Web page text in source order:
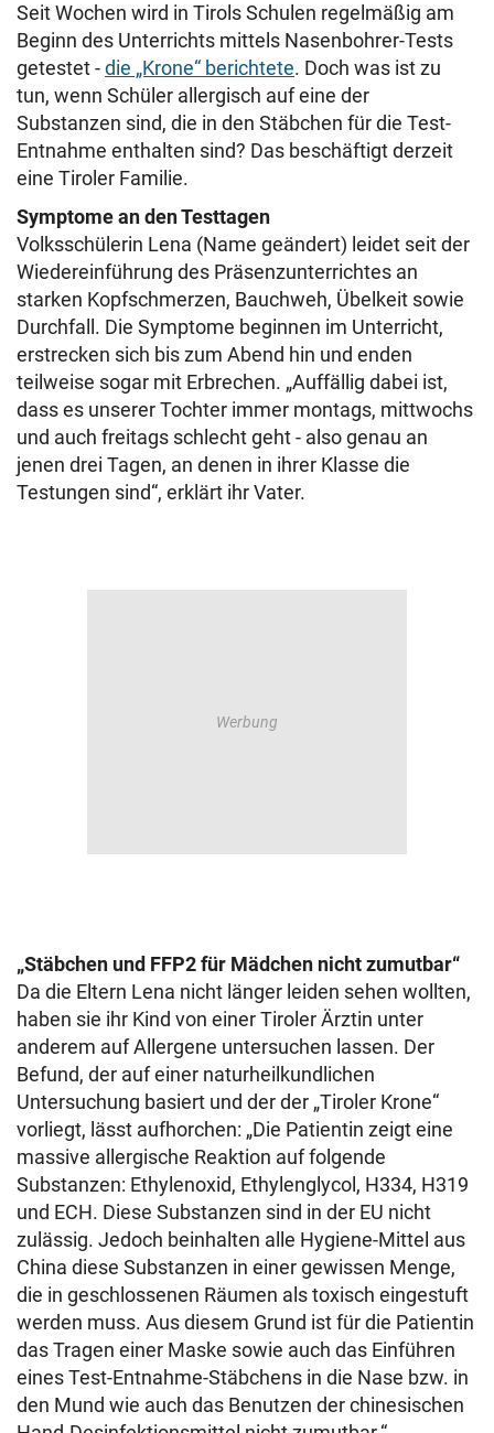
Seit Wochen wird in Tirols Schulen regelmäßig am
Beginn des Unterrichts mittels Nasenbohrer-Tests
getestet -die „Krone“ berichtete. Doch was ist zu
tun, wenn Schüler allergisch auf eine der
Substanzen sind, die in den Stäbchen für die Test-
Entnahme enthalten sind? Das beschäftigt derzeit
eine Tiroler Familie.
Symptome an den Testtagen
Volksschülerin Lena (Name geändert) leidet seit der
Wiedereinführung des Präsenzunterrichtes an
starken Kopfschmerzen, Bauchweh, Übelkeit sowie
Durchfall. Die Symptome beginnen im Unterricht,
erstrecken sich bis zum Abend hin und enden
teilweise sogar mit Erbrechen. „Auffällig dabei ist,
dass es unserer Tochter immer montags, mittwochs
und auch freitags schlecht geht - also genau an
jenen drei Tagen, an denen in ihrer Klasse die
Testungen sind“, erklärt ihr Vater.
„Stäbchen und FFP2 für Mädchen nicht zumutbar“
Da die Eltern Lena nicht länger leiden sehen wollten,
haben sie ihr Kind von einer Tiroler Ärztin unter
anderem auf Allergene untersuchen lassen. Der
Befund, der auf einer naturheilkundlichen
Untersuchung basiert und der der „Tiroler Krone“
vorliegt, lässt aufhorchen: „Die Patientin zeigt eine
massive allergische Reaktion auf folgende
Substanzen: Ethylenoxid, Ethylenglycol, H334, H319
und ECH. Diese Substanzen sind in der EU nicht
zulässig. Jedoch beinhalten alle Hygiene-Mittel aus
China diese Substanzen in einer gewissen Menge,
die in geschlossenen Räumen als toxisch eingestuft
werden muss. Aus diesem Grund ist für die Patientin
das Tragen einer Maske sowie auch das Einführen
eines Test-Entnahme-Stäbchens in die Nase bzw. in
den Mund wie auch das Benutzen der chinesischen